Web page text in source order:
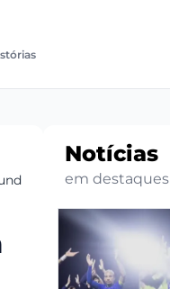
Notícias
em destaques